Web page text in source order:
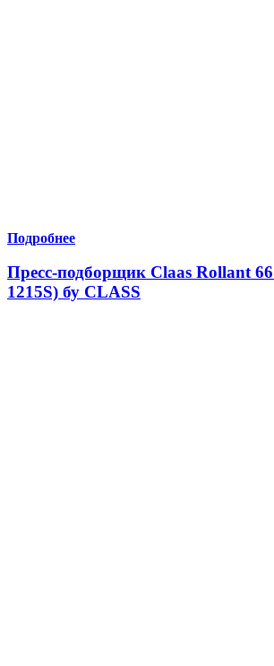
Подробнее
Пресс-подборщик Claas Rollant
1215S) бу CLASS